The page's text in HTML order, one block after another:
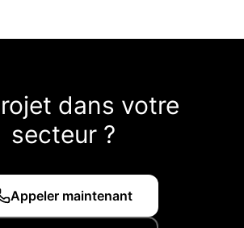
dans votre
secteur ?
Appeler maintenant